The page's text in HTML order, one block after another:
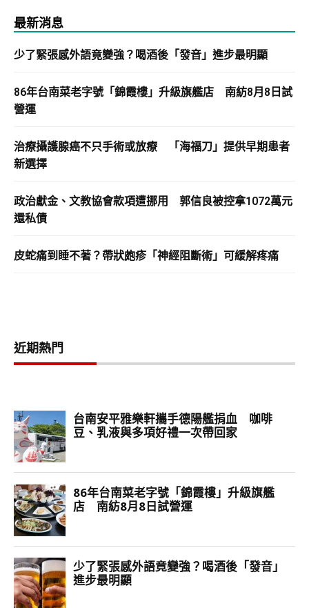
最新消息
少了緊張感外語竟變強？喝酒後「發音」進步最明顯
86年台南菜老字號「錦霞樓」升級旗艦店 南紡8月8日試
營運
治療攝護腺癌不只手術或放療 「海福刀」提供早期患者
新選擇
政治獻金、文教協會款項遭挪用 郭信良被控拿1072萬元
還私債
皮蛇痛到睡不著？帶狀皰疹「神經阻斷術」可緩解疼痛
近期熱門